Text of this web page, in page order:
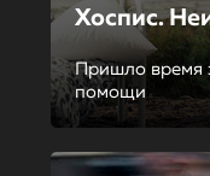
Хоспис.
Пришло время
помощи